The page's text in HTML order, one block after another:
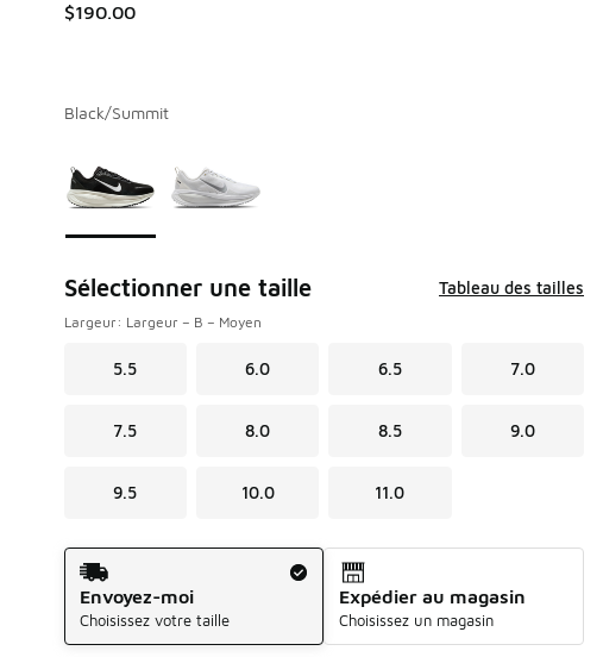
$190.00
Black/Summit
Sélectionner une taille Tableau des tailles
Largeur: Largeur – B – Moyen
5.5 6.0 6.5 7.0
7.5 8.0 8.5 9.0
9.5 10.0 11.0
Méthode d’expédition
Envoyez-moi
Choisissez votre taille
Expédier au magasin
Choisissez un magasin